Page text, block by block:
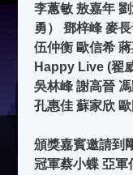
李蕙敏 敖嘉年
勇） 鄧梓峰 麥
伍仲衡 歐信希
Happy Live (翟
吳林峰 謝高晉
孔惠佳 蘇家欣
頒獎嘉賓邀請到
冠軍蔡小蝶 亞軍